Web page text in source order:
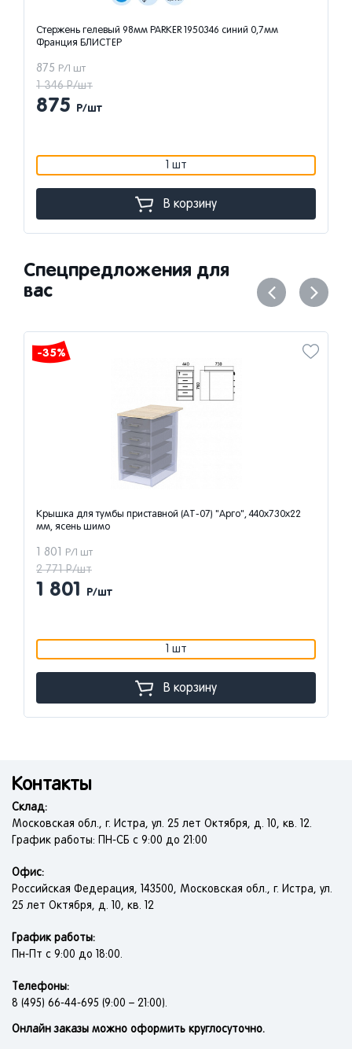
Стержень гелевый 98мм PARKER 1950346 синий 0,7мм
Франция БЛИСТЕР
875 Р/1 шт
1 346 Р/шт
875 Р/шт
1 шт
В корзину
Спецпредложения для
вас
-35%
Крышка для тумбы приставной (АТ-07) "Арго", 440х730х22
мм, ясень шимо
1 801 Р/1 шт
2 771 Р/шт
1 801 Р/шт
1 шт
В корзину
Контакты
Склад:
Московская обл., г. Истра, ул. 25 лет Октября, д. 10, кв. 12.
График работы: ПН-СБ с 9:00 до 21:00
Офис:
Российская Федерация, 143500, Московская обл., г. Истра, ул.
25 лет Октября, д. 10, кв. 12
График работы:
Пн-Пт с 9:00 до 18:00.
Телефоны:
8 (495) 66-44-695 (9:00 – 21:00).
Онлайн заказы можно оформить круглосуточно.